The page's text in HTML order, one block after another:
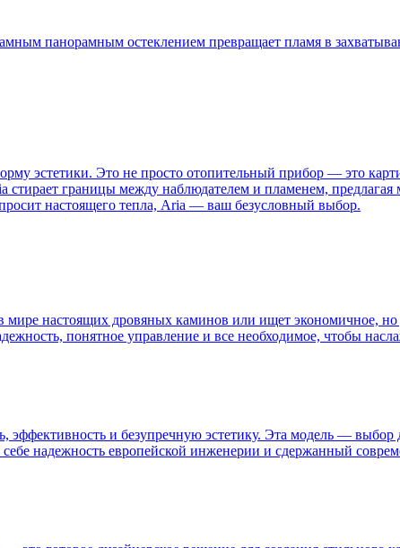
панорамным остеклением превращает пламя в
эстетики. Это не просто отопительный прибор — это
стирает границы между наблюдателем и пламенем,
настоящего тепла, Aria — ваш безусловный выбор.
настоящих дровяных каминов или ищет экономичное,
понятное управление и все необходимое, чтобы
эффективность и безупречную эстетику. Эта модель —
надежность европейской инженерии и сдержанный